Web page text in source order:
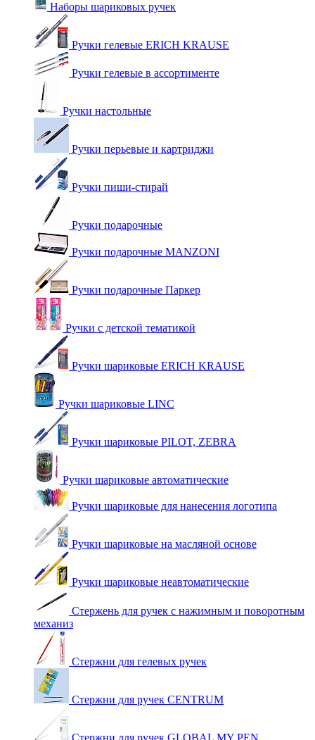
Наборы шариковых ручек
Ручки гелевые ERICH KRAUSE
Ручки гелевые в ассортименте
Ручки настольные
Ручки перьевые и картриджи
Ручки пиши-стирай
Ручки подарочные
Ручки подарочные MANZONI
Ручки подарочные Паркер
Ручки с детской тематикой
Ручки шариковые ERICH KRAUSE
Ручки шариковые LINC
Ручки шариковые PILOT, ZEBRA
Ручки шариковые автоматические
Ручки шариковые для нанесения логотипа
Ручки шариковые на масляной основе
Ручки шариковые неавтоматические
Стержень для ручек с нажимным и поворотным
механиз
Стержни для гелевых ручек
Стержни для ручек CENTRUM
Стержни для ручек GLOBAL MY PEN